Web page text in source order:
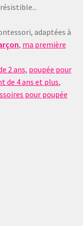
adaptées à
, ma première
2 ans, poupée pour
de 4 ans et plus,
pour poupée